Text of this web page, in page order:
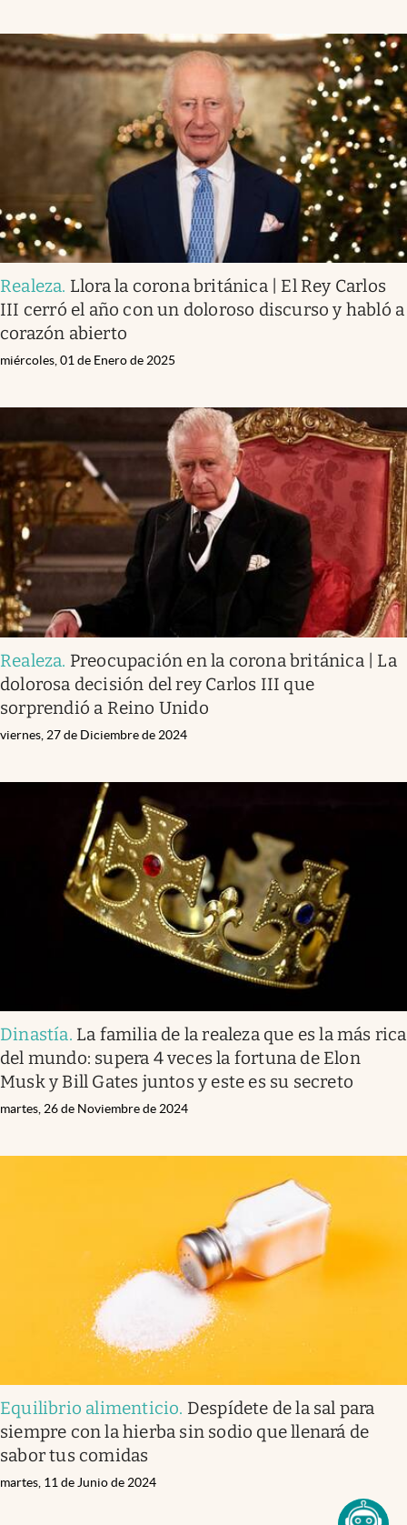
Realeza. Llora la corona británica | El Rey Carlos
III cerró el año con un doloroso discurso y habló a
corazón abierto
miércoles, 01 de Enero de 2025
Realeza. Preocupación en la corona británica | La
dolorosa decisión del rey Carlos III que
sorprendió a Reino Unido
viernes, 27 de Diciembre de 2024
Dinastía. La familia de la realeza que es la más rica
del mundo: supera 4 veces la fortuna de Elon
Musk y Bill Gates juntos y este es su secreto
martes, 26 de Noviembre de 2024
Equilibrio alimenticio. Despídete de la sal para
siempre con la hierba sin sodio que llenará de
sabor tus comidas
martes, 11 de Junio de 2024